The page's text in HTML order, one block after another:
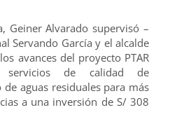
Geiner Alvarado supervisó –
Servando García y el alcalde
avances del proyecto PTAR
servicios de calidad de
aguas residuales para más
a una inversión de S/ 308